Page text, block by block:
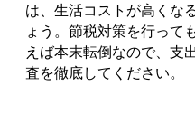
は、生活コストが高くな
ょう。節税対策を行って
えば本末転倒なので、支
査を徹底してください。